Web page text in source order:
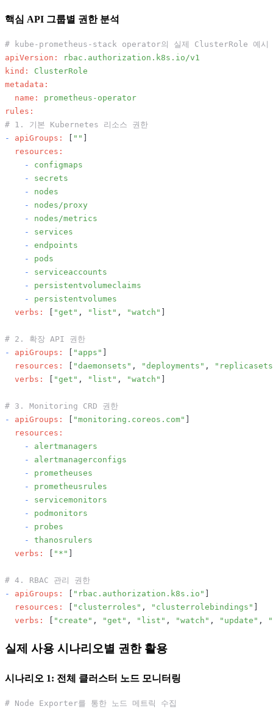
핵심 API 그룹별 권한 분석
# kube-prometheus-stack operator의 실제 ClusterRole 예시
apiVersion:
rbac.authorization.k8s.io/v1
kind:
ClusterRole
metadata:
name:
prometheus-operator
rules:
# 1. 기본 Kubernetes 리소스 권한
-
apiGroups: ""
resources:
-
configmaps
-
secrets
-
nodes
-
nodes/proxy
-
nodes/metrics
-
services
-
endpoints
-
pods
-
serviceaccounts
-
persistentvolumeclaims
-
persistentvolumes
verbs:
"get" , "list" , "watch"
# 2. 확장 API 권한
-
apiGroups: "apps"
resources:
"daemonsets" , "deployments" ,
verbs:
"get" , "list" , "watch"
# 3. Monitoring CRD 권한
-
apiGroups: "monitoring.coreos.com"
resources:
-
alertmanagers
-
alertmanagerconfigs
-
prometheuses
-
prometheusrules
-
servicemonitors
-
podmonitors
-
probes
-
thanosrulers
verbs:
"*"
# 4. RBAC 관리 권한
-
apiGroups: "rbac.authorization.k8s.io"
resources:
"clusterroles" , "clusterrolebindings"
verbs:
"create" , "get" , "list" , "watch" , "update" ,
실제 사용 시나리오별 권한 활용
시나리오 1: 전체 클러스터 노드 모니터링
# Node Exporter를 통한 노드 메트릭 수집